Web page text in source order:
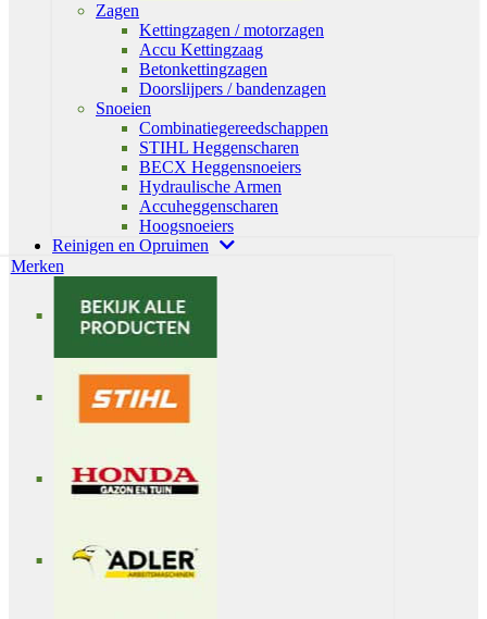
Zagen
Kettingzagen / motorzagen
Accu Kettingzaag
Betonkettingzagen
Doorslijpers / bandenzagen
Snoeien
Combinatiegereedschappen
STIHL Heggenscharen
BECX Heggensnoeiers
Hydraulische Armen
Accuheggenscharen
Hoogsnoeiers
Reinigen en Opruimen
Merken